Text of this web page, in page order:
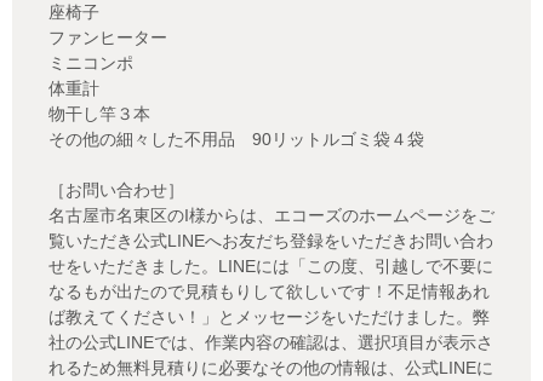
座椅子
ファンヒーター
ミニコンポ
体重計
物干し竿３本
その他の細々した不用品 90リットルゴミ袋４袋
［お問い合わせ］
名古屋市名東区のI様からは、エコーズのホームページをご
覧いただき公式LINEへお友だち登録をいただきお問い合わ
せをいただきました。LINEには「この度、引越しで不要に
なるもが出たので見積もりして欲しいです！不足情報あれ
ば教えてください！」とメッセージをいただけました。弊
社の公式LINEでは、作業内容の確認は、選択項目が表示さ
れるため無料見積りに必要なその他の情報は、公式LINEに